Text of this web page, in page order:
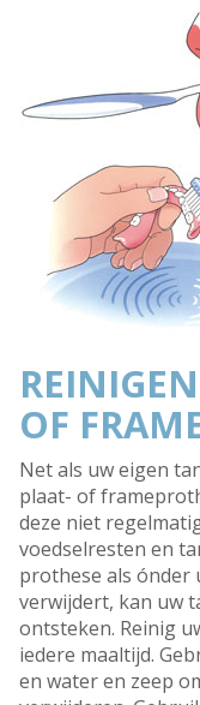
OF
Net als uw eigen
plaat- of
deze niet
voedselresten en
prothese als ónder
verwijdert, kan uw
ontsteken. Reinig
iedere maaltijd.
en water en zeep